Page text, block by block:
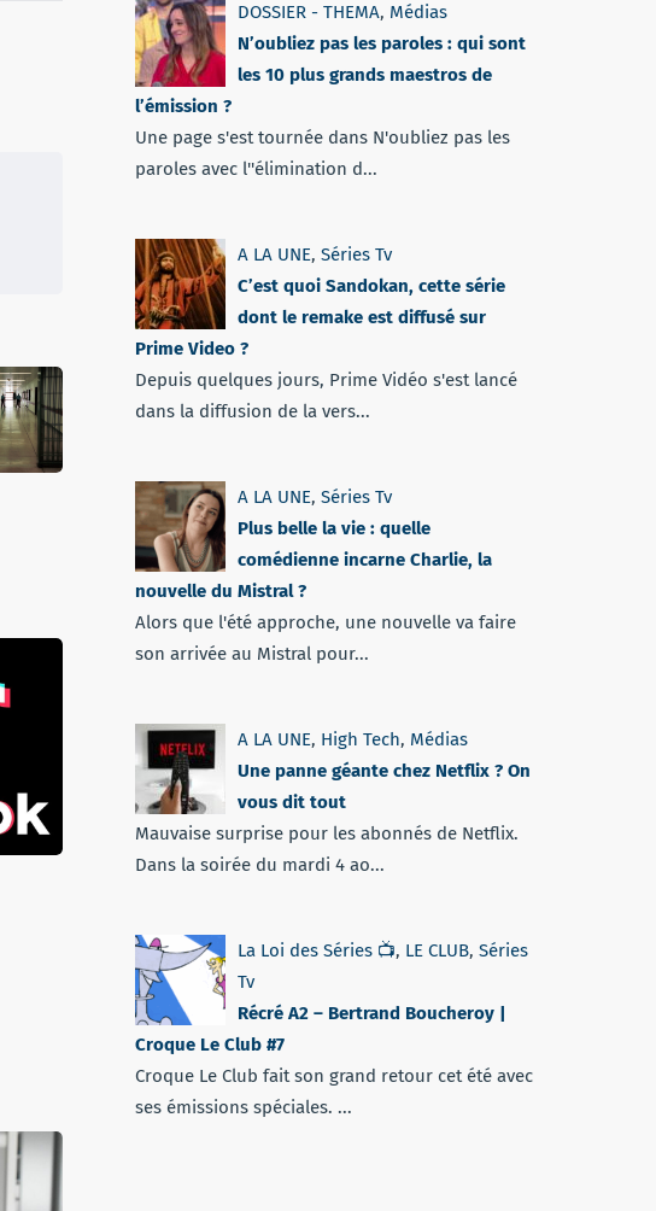
DOSSIER - THEMA, Médias
N’oubliez pas les paroles : qui sont
les 10 plus grands maestros de
l’émission ?
Une page s'est tournée dans N'oubliez pas les
paroles avec l''élimination d...
A LA UNE, Séries Tv
C’est quoi Sandokan, cette série
dont le remake est diffusé sur
Prime Video ?
Depuis quelques jours, Prime Vidéo s'est lancé
dans la diffusion de la vers...
A LA UNE, Séries Tv
Plus belle la vie : quelle
comédienne incarne Charlie, la
nouvelle du Mistral ?
Alors que l'été approche, une nouvelle va faire
son arrivée au Mistral pour...
A LA UNE, High Tech, Médias
Une panne géante chez Netflix ? On
vous dit tout
Mauvaise surprise pour les abonnés de Netflix.
Dans la soirée du mardi 4 ao...
La Loi des Séries 📺, LE CLUB, Séries
Tv
Récré A2 – Bertrand Boucheroy |
Croque Le Club #7
Croque Le Club fait son grand retour cet été avec
ses émissions spéciales. ...